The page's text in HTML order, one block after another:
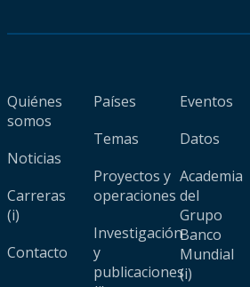
Quiénes
somos
Noticias
Carreras
(i)
Contacto
Países
Temas
Proyectos y
operaciones
Investigación
y
publicaciones
Eventos
Datos
Academia
del
Grupo
Banco
Mundial
(i)